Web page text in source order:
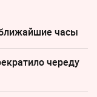
часы
череду